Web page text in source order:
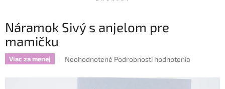
Náramok Sivý s anjelom pre
mamičku
Viac za menej
Priemerné
produktu
Neohodnotené Podrobnosti hodnotenia